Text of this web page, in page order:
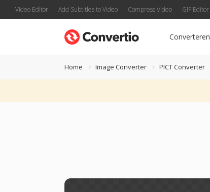
Video Editor Add Subtitles to Video Compress Video GIF Editor
Converteren
Home Image Converter PICT Converter